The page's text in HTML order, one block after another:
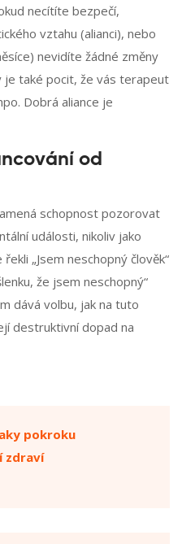
necítíte bezpečí,
vztahu (alianci), nebo
nevidíte žádné změny
je také pocit, že vás terapeut
Dobrá aliance je
od
schopnost pozorovat
události, nikoliv jako
„Jsem neschopný člověk“
že jsem neschopný“
dává volbu, jak na tuto
destruktivní dopad na
pokroku
zdraví